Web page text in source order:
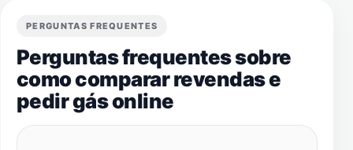
PERGUNTAS FREQUENTES
Perguntas frequentes sobre
como comparar revendas e
pedir gás online